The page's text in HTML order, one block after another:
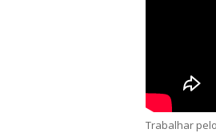
Trabalhar